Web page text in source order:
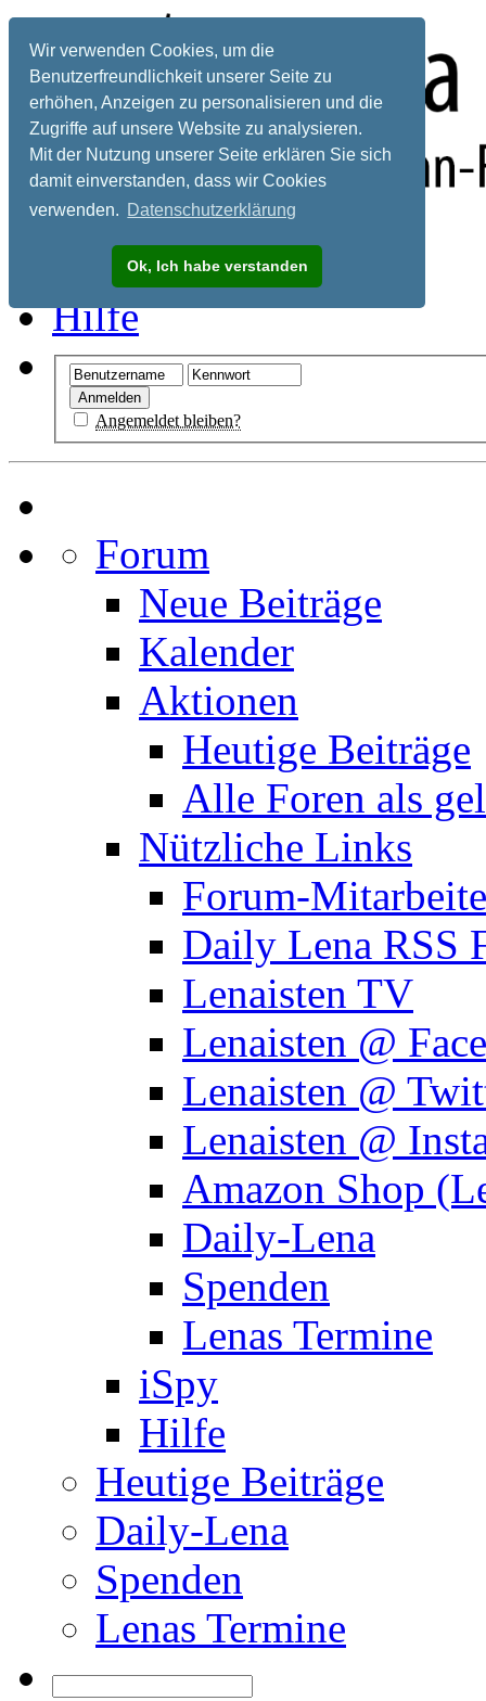
Wir verwenden Cookies, um die
Benutzerfreundlichkeit unserer Seite zu
erhöhen, Anzeigen zu personalisieren und die
Zugriffe auf unsere Website zu analysieren.
Mit der Nutzung unserer Seite erklären Sie sich
damit einverstanden, dass wir Cookies
verwenden. Datenschutzerklärung
Ok, Ich habe verstanden
Registrieren
Hilfe
Angemeldet bleiben?
Forum
Neue Beiträge
Kalender
Aktionen
Heutige Beiträge
Alle Foren als
Nützliche Links
Forum-
Daily Lena RSS
Lenaisten TV
Lenaisten @
Lenaisten @
Lenaisten @
Amazon Shop
Daily-Lena
Spenden
Lenas Termine
iSpy
Hilfe
Heutige Beiträge
Daily-Lena
Spenden
Lenas Termine